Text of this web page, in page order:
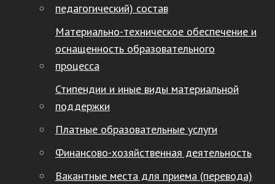
педагогический) состав
Материально-техническое обеспечение и
оснащенность образовательного
процесса
Стипендии и иные виды материальной
поддержки
Платные образовательные услуги
Финансово-хозяйственная деятельность
Вакантные места для приема (перевода)